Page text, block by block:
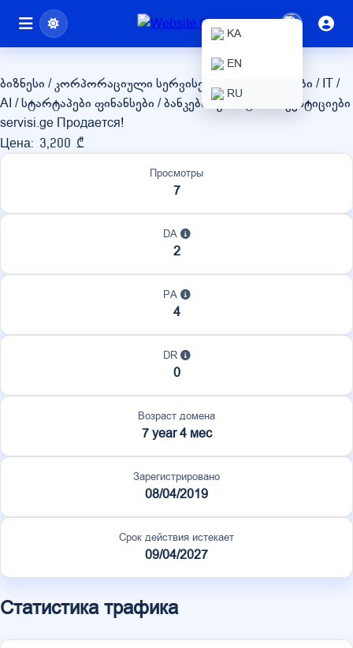
KA
EN
RU
servisi.ge
ბიზნესი / კორპორაციული სერვისებიტექნოლოგიები / IT /
AI / სტარტაპები ფინანსები / ბანკები / კრიპტო / ინვესტიციები
servisi.ge Продается!
Цена: 3,200 ₾
Просмотры
7
DA
2
PA
4
DR
0
Возраст домена
7 year 4 мес
Зарегистрировано
08/04/2019
Срок действия истекает
09/04/2027
Статистика трафика